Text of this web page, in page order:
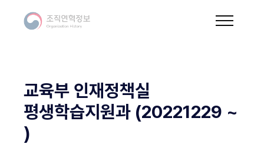
교육부 인재정책실
평생학습지원과 (20221229 ~
)